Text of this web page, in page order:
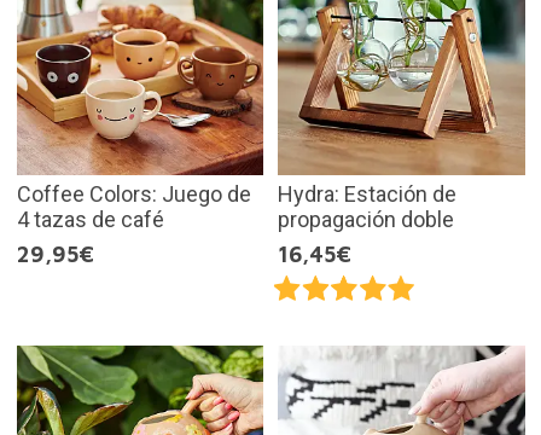
Coffee Colors: Juego de
4 tazas de café
29,95€
Hydra: Estación de
propagación doble
16,45€